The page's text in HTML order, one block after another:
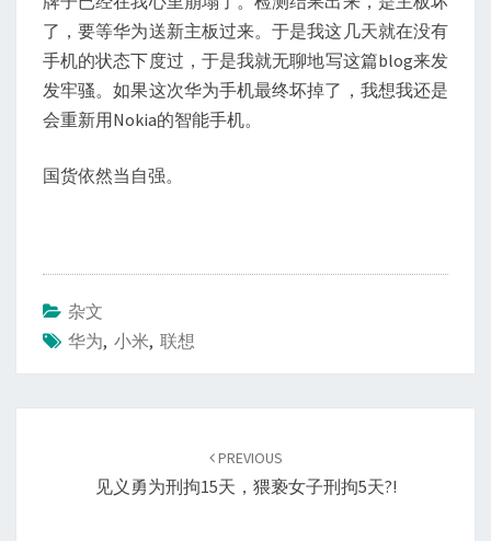
了，要等华为送新主板过来。于是我这几天就在没有
手机的状态下度过，于是我就无聊地写这篇blog来发
发牢骚。如果这次华为手机最终坏掉了，我想我还是
会重新用Nokia的智能手机。
国货依然当自强。
杂文
华为, 小米, 联想
PREVIOUS
见义勇为刑拘15天，猥亵女子刑拘5天?!